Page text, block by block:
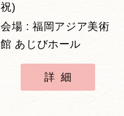
祝)
会場 : 福岡アジア美術
館 あじびホール
詳細